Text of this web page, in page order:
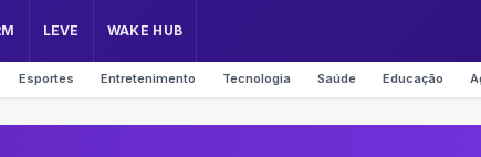
LEVE WAKE HUB
Esportes Entretenimento Tecnologia Saúde Educação